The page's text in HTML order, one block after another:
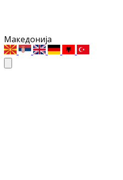
Македонија